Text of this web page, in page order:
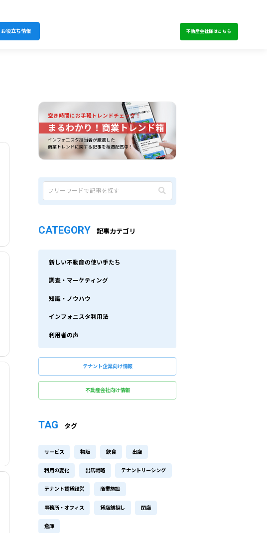
お役立ち情報 不動産会社様はこちら
空き時間にお手軽トレンドチェック！
まるわかり！商業トレンド箱
インフォ二スタ担当者が厳選した
商業トレンドに関する記事を毎週配信中！
CATEGORY 記事カテゴリ
新しい不動産の使い手たち
調査・マーケティング
知識・ノウハウ
インフォニスタ利用法
利用者の声
テナント企業向け情報
不動産会社向け情報
TAG タグ
サービス 物販 飲食 出店
利用の変化 出店戦略 テナントリーシング
テナント賃貸経営 商業施設
事務所・オフィス 貸店舗探し 閉店
倉庫